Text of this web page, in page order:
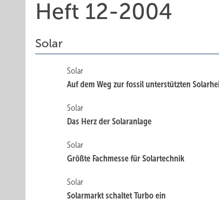
Heft 12-2004
Solar
Solar
Auf dem Weg zur fossil unterstützten
Solar
Das Herz der Solaranlage
Solar
Größte Fachmesse für Solartechnik
Solar
Solarmarkt schaltet Turbo ein